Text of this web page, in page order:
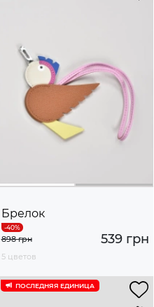
Брелок
539 грн
898 грн
5 цветов
ПОСЛЕДНЯЯ ЕДИНИЦА